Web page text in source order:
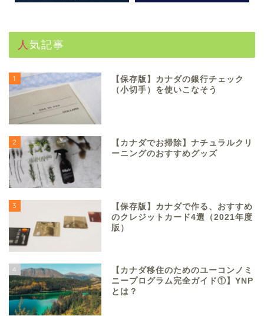
人気記事
1
【保存版】カナダの銀行チェック
（小切手）を使いこなそう
2
【カナダでお掃除】ナチュラルクリ
ーニングのおすすめグッズ
3
【保存版】カナダで作る、おすすめ
のクレジットカード4選（2021年度
版）
4
【カナダ移住のためのユーコンノミ
ニープログラム完全ガイド①】YNP
とは？